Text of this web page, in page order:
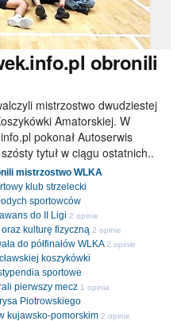
obronili
mistrzostwo dwudziestej
Amatorskiej. W
pokonał Autoserwis
tytuł w ciągu ostatnich..
mistrzostwo WLKA
klub strzelecki
sportowców
do II Ligi 2 opinie
oraz kulturę fizyczną 2 opinie
do półfinałów WLKA 2 opinie
koszykówki
sportowe
pierwszy mecz 1 opinia
Piotrowskiego
kujawsko-pomorskim 2 opinie